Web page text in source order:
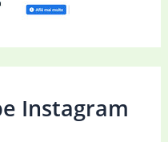
Instagram